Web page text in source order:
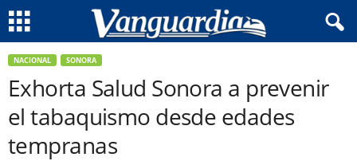
NACIONAL SONORA
Exhorta Salud Sonora a prevenir
el tabaquismo desde edades
tempranas